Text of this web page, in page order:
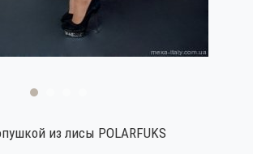
из лисы POLARFUKS